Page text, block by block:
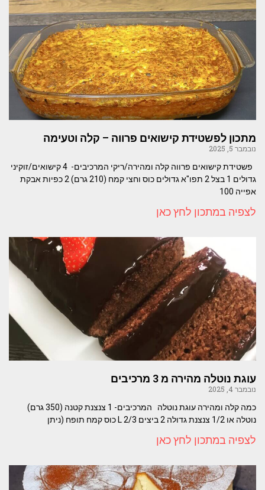
מתכון לפשטידת קישואים פרווה – קלה וטעימה
נובמבר 5, 2025
פשטידת קישואים פרווה קלה ומהירה/ריקי המרכיבים- 4 קישואים/זוקיני
גדולים 1 בצל 2 תפו"א גדולים כוס וחצי קמח (210 גרם) 2 כפיות אבקת
אפייה 100
לצפיה במתכון לחץ כאן
עוגת נוטלה מהירה מ 3 מרכיבים
נובמבר 4, 2025
כמה קלה ומהירה עוגת נוטלה המרכיבים- 1 צנצנת קטנה (350 גרם)
נוטלה או 1/2 צנצנת גדולה 2 ביצים L 2/3 כוס קמח תופח (ניתן
לצפיה במתכון לחץ כאן